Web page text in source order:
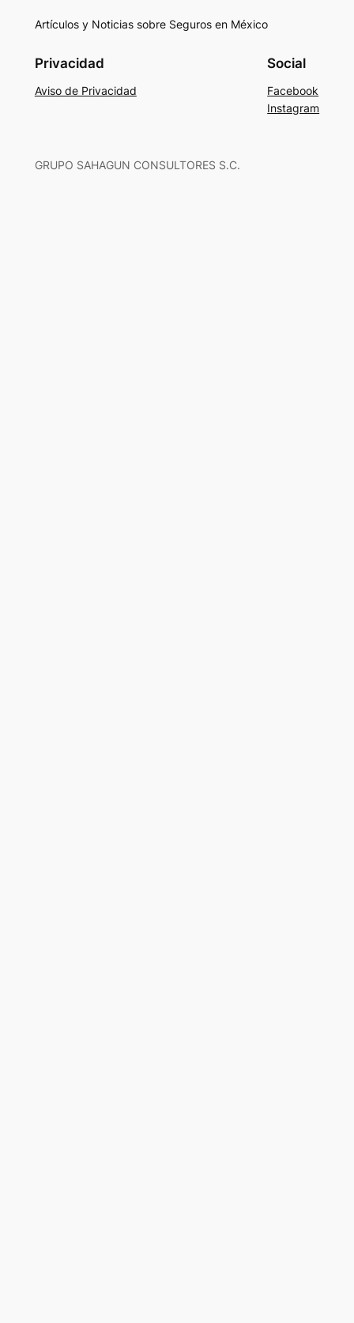
Artículos y Noticias sobre Seguros en México
Privacidad
Aviso de Privacidad
Social
Facebook
Instagram
GRUPO SAHAGUN CONSULTORES S.C.